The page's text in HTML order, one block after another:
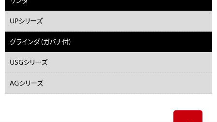
UPシリーズ
グラインダ（ガバナ付）
USGシリーズ
AGシリーズ